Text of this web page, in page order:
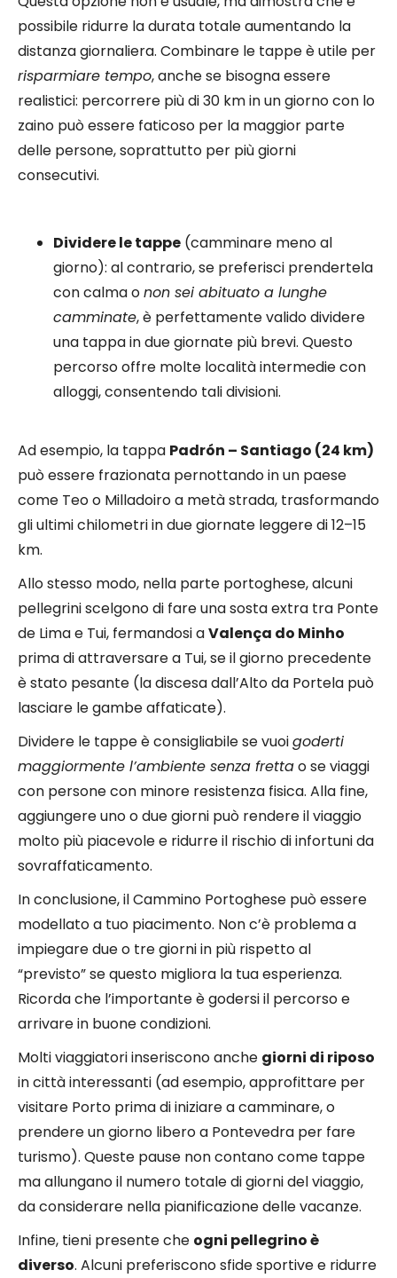
possibile ridurre la durata totale aumentando la
distanza giornaliera. Combinare le tappe è utile per
risparmiare tempo, anche se bisogna essere
realistici: percorrere più di 30 km in un giorno con lo
zaino può essere faticoso per la maggior parte
delle persone, soprattutto per più giorni
consecutivi.
Dividere le tappe (camminare meno al
giorno): al contrario, se preferisci prendertela
con calma onon sei abituato a lunghe
camminate, è perfettamente valido dividere
una tappa in due giornate più brevi. Questo
percorso offre molte località intermedie con
alloggi, consentendo tali divisioni.
Ad esempio, la tappa Padrón – Santiago (24 km)
può essere frazionata pernottando in un paese
come Teo o Milladoiro a metà strada, trasformando
gli ultimi chilometri in due giornate leggere di 12–15
km.
Allo stesso modo, nella parte portoghese, alcuni
pellegrini scelgono di fare una sosta extra tra Ponte
de Lima e Tui, fermandosi aValença do Minho
prima di attraversare a Tui, se il giorno precedente
è stato pesante (la discesa dall’Alto da Portela può
lasciare le gambe affaticate).
Dividere le tappe è consigliabile se vuoigoderti
maggiormente l’ambiente senza frettao se viaggi
con persone con minore resistenza fisica. Alla fine,
aggiungere uno o due giorni può rendere il viaggio
molto più piacevole e ridurre il rischio di infortuni da
sovraffaticamento.
In conclusione, il Cammino Portoghese può essere
modellato a tuo piacimento. Non c’è problema a
impiegare due o tre giorni in più rispetto al
“previsto” se questo migliora la tua esperienza.
Ricorda che l’importante è godersi il percorso e
arrivare in buone condizioni.
Molti viaggiatori inseriscono anche giorni di riposo
in città interessanti (ad esempio, approfittare per
visitare Porto prima di iniziare a camminare, o
prendere un giorno libero a Pontevedra per fare
turismo). Queste pause non contano come tappe
ma allungano il numero totale di giorni del viaggio,
da considerare nella pianificazione delle vacanze.
Infine, tieni presente che ogni pellegrino è
diverso. Alcuni preferiscono sfide sportive e ridurre